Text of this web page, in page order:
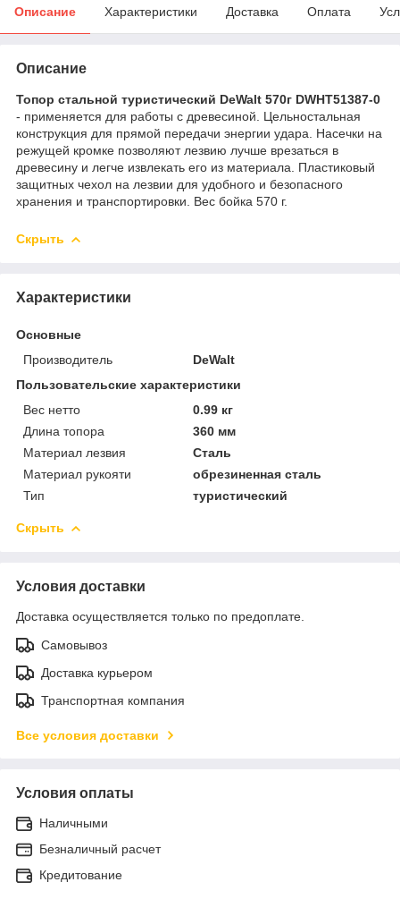
Описание Характеристики Доставка Оплата
Описание
Топор стальной туристический DeWalt 570г DWHT51387-0
- применяется для работы с древесиной. Цельностальная
конструкция для прямой передачи энергии удара. Насечки на
режущей кромке позволяют лезвию лучше врезаться в
древесину и легче извлекать его из материала. Пластиковый
защитных чехол на лезвии для удобного и безопасного
хранения и транспортировки. Вес бойка 570 г.
Скрыть
Характеристики
Основные
Производитель
DeWalt
Пользовательские характеристики
Вес нетто
0.99 кг
Длина топора
360 мм
Материал лезвия
Сталь
Материал рукояти
обрезиненная сталь
Тип
туристический
Скрыть
Условия доставки
Доставка осуществляется только по предоплате.
Самовывоз
Доставка курьером
Транспортная компания
Все условия доставки
Условия оплаты
Наличными
Безналичный расчет
Кредитование